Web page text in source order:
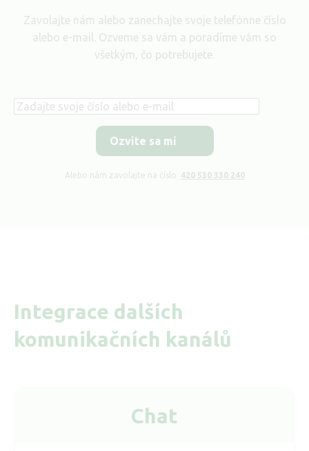
Zavolajte nám alebo zanechajte svoje telefónne číslo
alebo e-mail. Ozveme sa vám a poradíme vám so
všetkým, čo potrebujete.
Telefón
Alebo nám zavolajte na číslo 420 530 330 240
Integrace dalších
komunikačních kanálů
Chat